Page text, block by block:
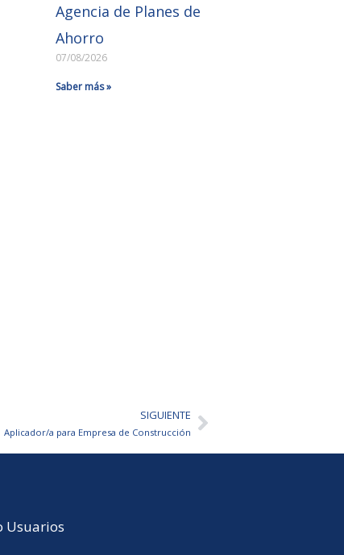
Agencia de Planes de
Ahorro
07/08/2026
Saber más »
SIGUIENTE
Aplicador/a para Empresa de ConstrucciónSiguiente
Usuarios